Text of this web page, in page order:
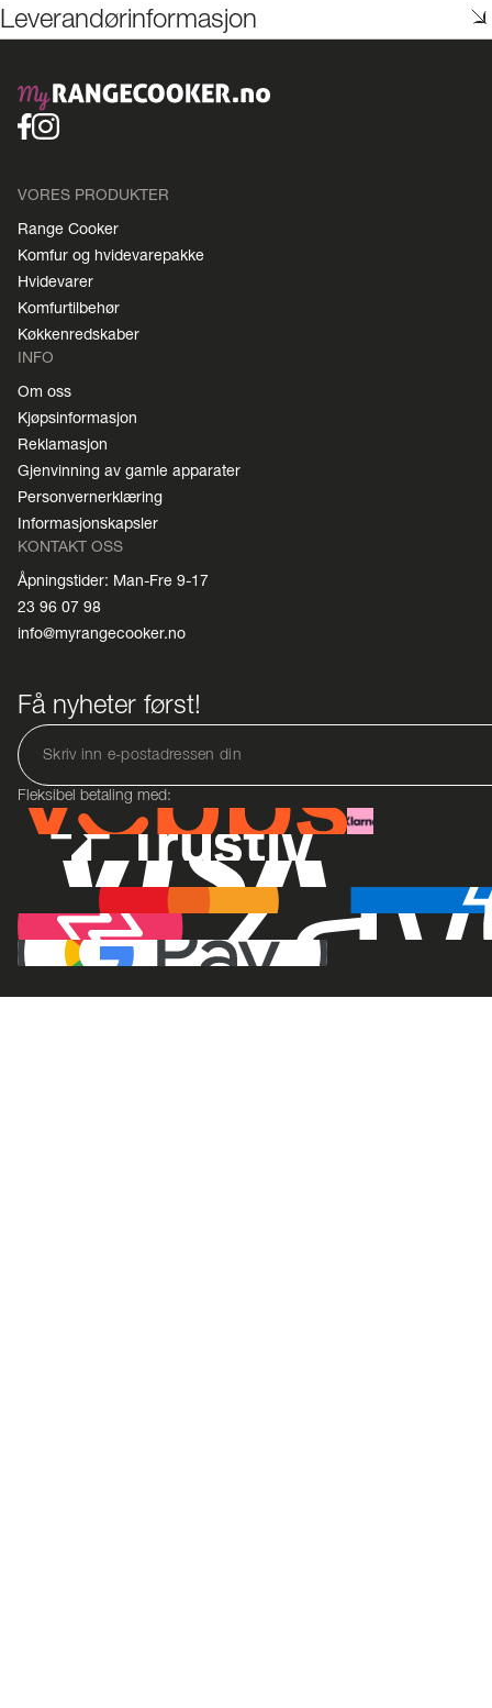
Leverandørinformasjon
VORES PRODUKTER
Range Cooker
Komfur og hvidevarepakke
Hvidevarer
Komfurtilbehør
Køkkenredskaber
INFO
Om oss
Kjøpsinformasjon
Reklamasjon
Gjenvinning av gamle apparater
Personvernerklæring
Informasjonskapsler
KONTAKT OSS
Åpningstider: Man-Fre 9-17
23 96 07 98
info@myrangecooker.no
Få nyheter først!
Fleksibel betaling med: